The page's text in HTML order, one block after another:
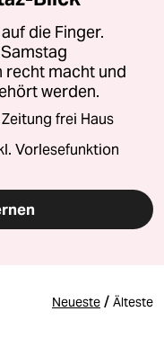
die Finger.
recht macht und
werden.
frei Haus
Vorlesefunktion
Neueste / Älteste